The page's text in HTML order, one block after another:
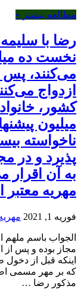
مطالعه بیشتر »
رضا با
نخست ده
می‌کنند،
ازدواج
کشور،
میلیون
ناخواسته
پذیرد و در
به آن اقرار
مهریه
فوریه 1, 2021
الجواب باسم
مجاز بوده و پس از
اینکه قبل از
که بر مهر مسمی
مذکور رضا …